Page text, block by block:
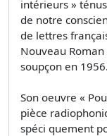
intérieurs »
de notre
de lettres
Nouveau
soupçon en 1956.
Son oeuvre «
pièce
spéci quement